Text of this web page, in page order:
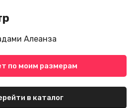
Алеанза
по моим размерам
в каталог